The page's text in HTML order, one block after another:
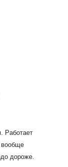
Работает
вообще
дороже.